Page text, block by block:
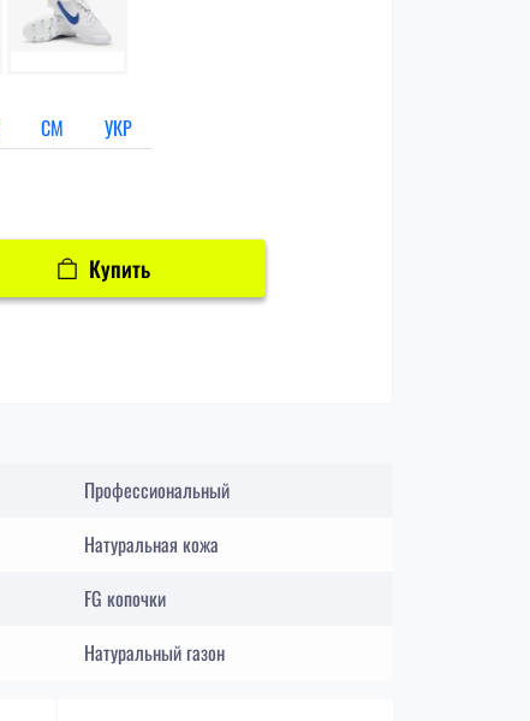
СМ УКР
Купить
Профессиональный
Натуральная кожа
FG копочки
Натуральный газон